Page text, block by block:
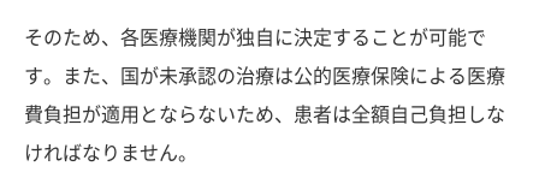
そのため、各医療機関が独自に決定することが可能で
す。また、国が未承認の治療は公的医療保険による医療
費負担が適用とならないため、患者は全額自己負担しな
ければなりません。